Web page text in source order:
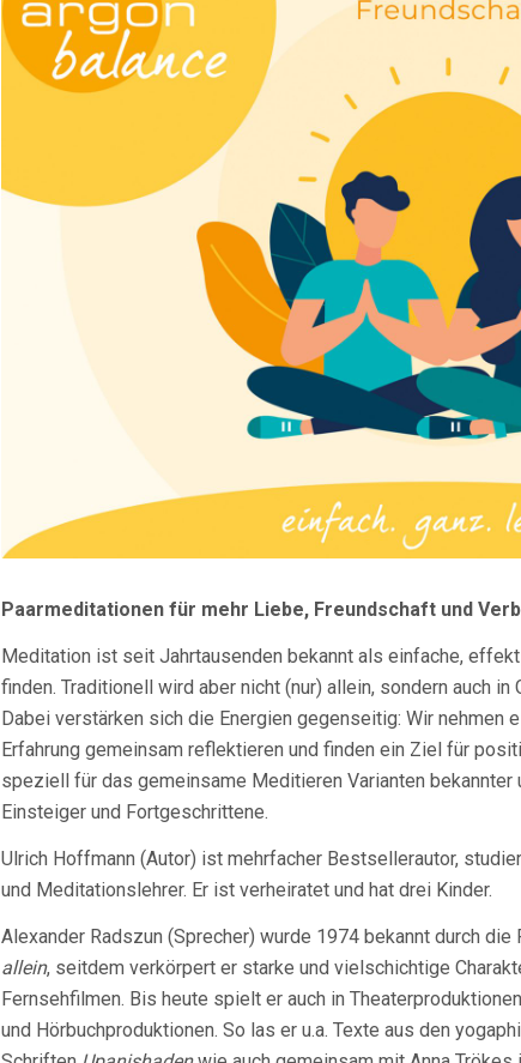
Paarmeditationen für mehr Liebe, Freundschaft und
Meditation ist seit Jahrtausenden bekannt als einfache,
finden. Traditionell wird aber nicht (nur) allein, sondern auch
Dabei verstärken sich die Energien gegenseitig: Wir nehmen
Erfahrung gemeinsam reflektieren und finden ein Ziel für
speziell für das gemeinsame Meditieren Varianten
Einsteiger und Fortgeschrittene.
Ulrich Hoffmann (Autor) ist mehrfacher Bestsellerautor,
und Meditationslehrer. Er ist verheiratet und hat drei Kinder.
Alexander Radszun (Sprecher) wurde 1974 bekannt durch
allein, seitdem verkörpert er starke und vielschichtige
Fernsehfilmen. Bis heute spielt er auch in
und Hörbuchproduktionen. So las er u.a. Texte aus den